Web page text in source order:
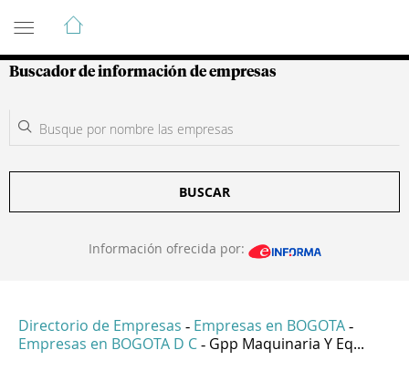
Guía de Empresas Colombianas
Buscador de información de empresas
BUSCAR
Información ofrecida por:
Directorio de Empresas - Empresas en BOGOTA -
Empresas en BOGOTA D C - Gpp Maquinaria Y Eq...